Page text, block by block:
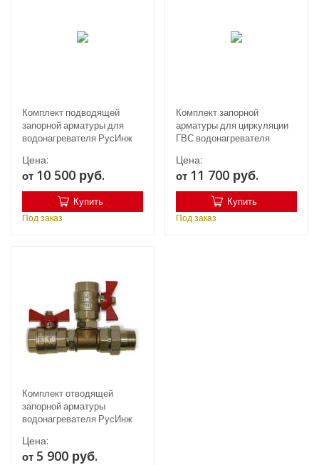
Комплект подводящей
запорной арматуры для
водонагревателя РусИнж
Цена:
от 10 500 руб.
Купить
Под заказ
Комплект запорной
арматуры для циркуляции
ГВС водонагревателя
Цена:
от 11 700 руб.
Купить
Под заказ
Комплект отводящей
запорной арматуры
водонагревателя РусИнж
Цена:
от 5 900 руб.